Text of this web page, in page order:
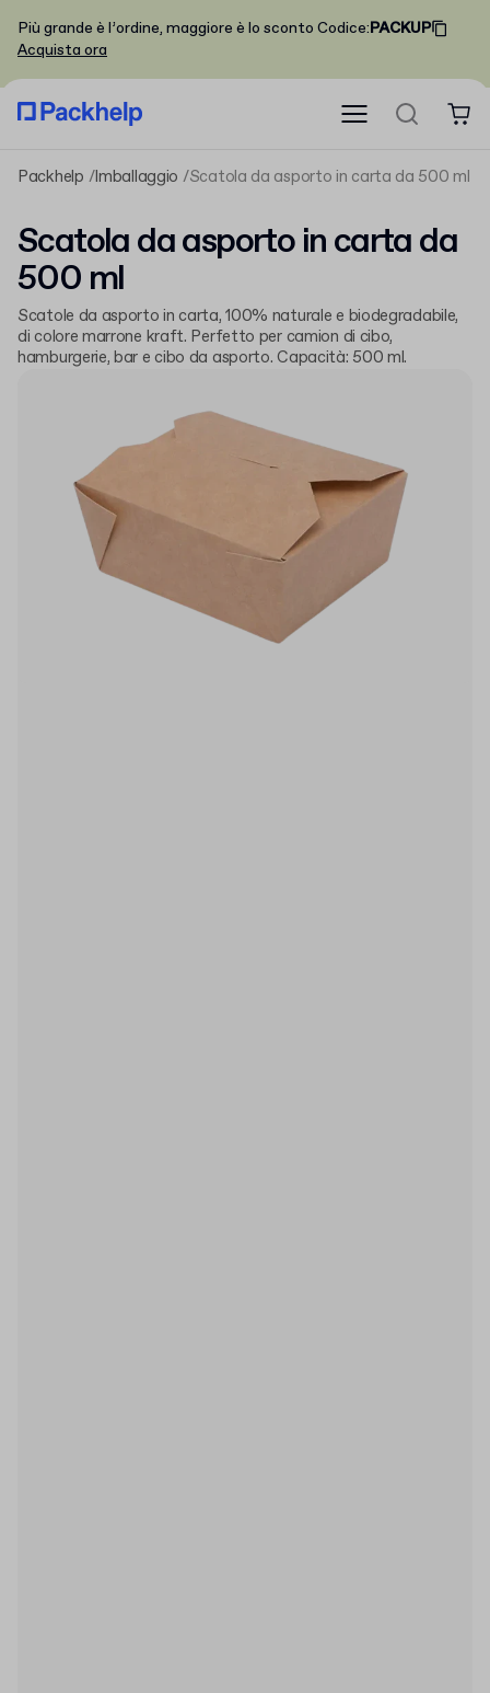
Più grande è l’ordine, maggiore è lo sconto Codice:PACKUP
Acquista ora
Packhelp Imballaggio Scatola da asporto in carta da 500 ml
Scatola da asporto in carta da
500 ml
Scatole da asporto in carta, 100% naturale e biodegradabile,
di colore marrone kraft. Perfetto per camion di cibo,
hamburgerie, bar e cibo da asporto. Capacità: 500 ml.